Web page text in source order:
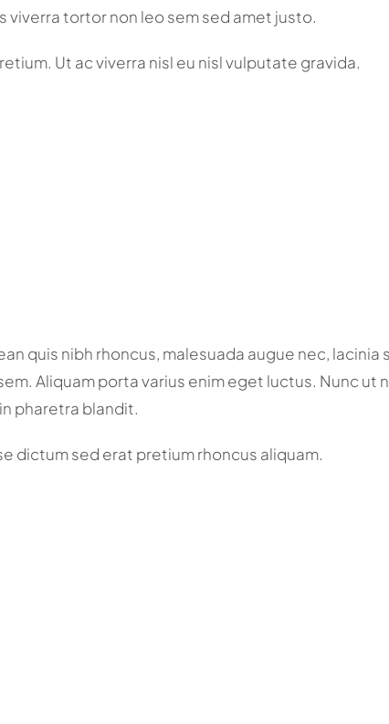
viverra tortor non leo sem sed amet justo.
Ut ac viverra nisl eu nisl vulputate gravida.
quis nibh rhoncus, malesuada augue nec, lacinia
Aliquam porta varius enim eget luctus. Nunc ut
pharetra blandit.
dictum sed erat pretium rhoncus aliquam.